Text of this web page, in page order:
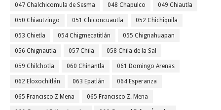
047 Chalchicomula de Sesma 048 Chapulco 049 Chiautla
050 Chiautzingo 051 Chiconcuautla 052 Chichiquila
053 Chietla 054 Chigmecatitlán 055 Chignahuapan
056 Chignautla 057 Chila 058 Chila de la Sal
059 Chilchotla 060 Chinantla 061 Domingo Arenas
062 Eloxochitlán 063 Epatlán 064 Esperanza
065 Francisco Z Mena 065 Francisco Z. Mena